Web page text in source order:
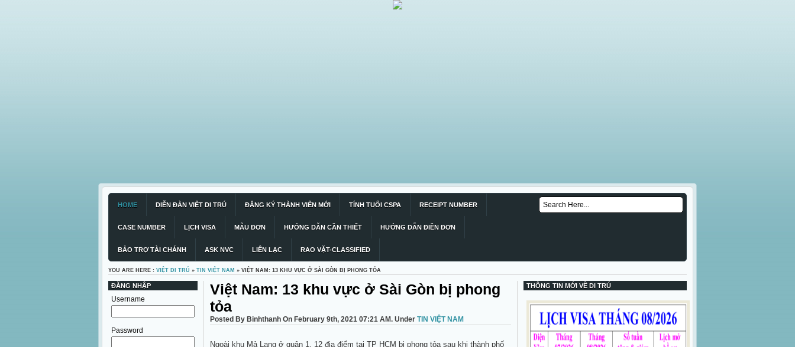
HOME DIỄN ĐÀN VIỆT DI TRÚ ĐĂNG KÝ THÀNH VIÊN MỚI TÍNH TUỔI CSPA RECEIPT NUMBER
CASE NUMBER LỊCH VISA MẪU ĐƠN HƯỚNG DẪN CẦN THIẾT HƯỚNG DẪN ĐIỀN ĐƠN
BẢO TRỢ TÀI CHÁNH ASK NVC LIÊN LẠC RAO VẶT-CLASSIFIED
YOU ARE HERE : VIỆT DI TRÚ » TIN VIỆT NAM » VIỆT NAM: 13 KHU VỰC Ở SÀI GÒN BỊ PHONG TỎA
ĐĂNG NHẬP
Username
Password
Việt Nam: 13 khu vực ở Sài Gòn bị phong
tỏa
Posted By Binhthanh On February 9th, 2021 07:21 AM. Under TIN VIỆT NAM
Ngoài khu Mả Lạng ở quận 1, 12 địa điểm tại TP HCM bị phong tỏa sau khi thành phố
THÔNG TIN MỚI VỀ DI TRÚ